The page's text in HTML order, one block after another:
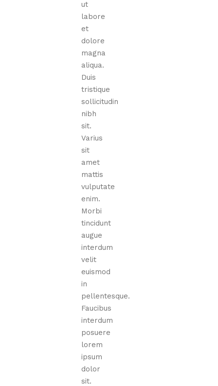
ut
labore
et
dolore
magna
aliqua.
Duis
tristique
sollicitudin
nibh
sit.
Varius
sit
amet
mattis
vulputate
enim.
Morbi
tincidunt
augue
interdum
velit
euismod
in
pellentesque.
Faucibus
interdum
posuere
lorem
ipsum
dolor
sit.